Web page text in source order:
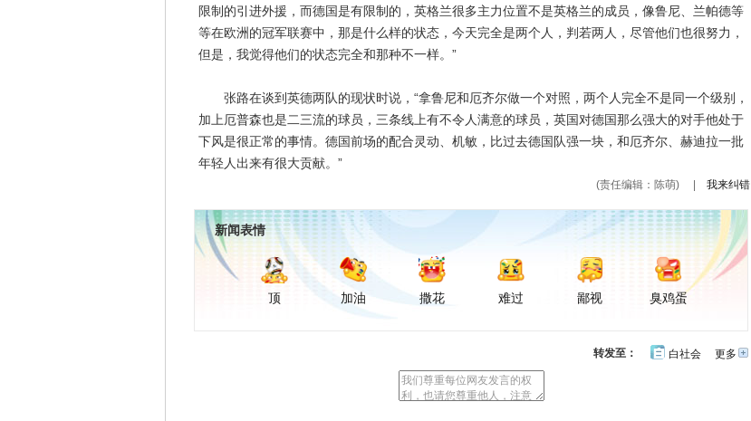
限制的引进外援，而德国是有限制的，英格兰很多主力位置不是英格兰的成员，像鲁尼、兰帕德等
等在欧洲的冠军联赛中，那是什么样的状态，今天完全是两个人，判若两人，尽管他们也很努力，
但是，我觉得他们的状态完全和那种不一样。”
张路在谈到英德两队的现状时说，“拿鲁尼和厄齐尔做一个对照，两个人完全不是同一个级别，
加上厄普森也是二三流的球员，三条线上有不令人满意的球员，英国对德国那么强大的对手他处于
下风是很正常的事情。德国前场的配合灵动、机敏，比过去德国队强一块，和厄齐尔、赫迪拉一批
年轻人出来有很大贡献。”
(责任编辑：陈萌) 我来纠错
新闻表情
顶 加油 撒花 难过 鄙视 臭鸡蛋
更多开
转发至： 白社会